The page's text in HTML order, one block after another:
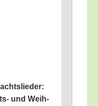
und Weih­